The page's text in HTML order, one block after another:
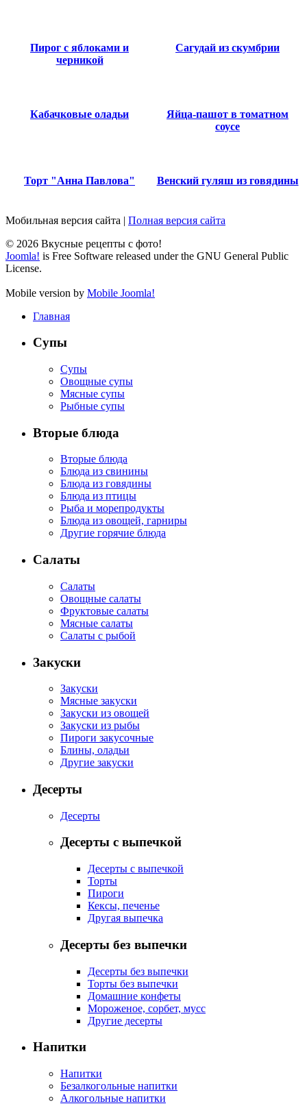
Пирог с яблоками и
черникой
Сагудай из скумбрии
Кабачковые оладьи
Яйца-пашот в томатном
соусе
Торт "Анна Павлова" Венский гуляш из говядины
Мобильная версия сайта | Полная версия сайта
© 2026 Вкусные рецепты с фото!
Joomla! is Free Software released under the GNU General Public
License.
Mobile version by Mobile Joomla!
Главная
Супы
Супы
Овощные супы
Мясные супы
Рыбные супы
Вторые блюда
Вторые блюда
Блюда из свинины
Блюда из говядины
Блюда из птицы
Рыба и морепродукты
Блюда из овощей, гарниры
Другие горячие блюда
Салаты
Салаты
Овощные салаты
Фруктовые салаты
Мясные салаты
Салаты с рыбой
Закуски
Закуски
Мясные закуски
Закуски из овощей
Закуски из рыбы
Пироги закусочные
Блины, оладьи
Другие закуски
Десерты
Десерты
Десерты с выпечкой
Десерты с выпечкой
Торты
Пироги
Кексы, печенье
Другая выпечка
Десерты без выпечки
Десерты без выпечки
Торты без выпечки
Домашние конфеты
Мороженое, сорбет, мусс
Другие десерты
Напитки
Напитки
Безалкогольные напитки
Алкогольные напитки